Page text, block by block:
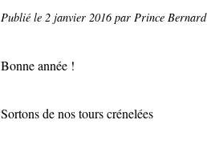
Publié le 2 janvier 2016par Prince Bernard
Bonne année !
Sortons de nos tours crénelées